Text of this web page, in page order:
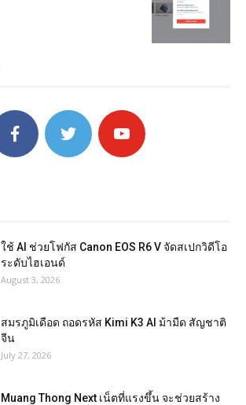
ใช้ AI ช่วยโฟกัส Canon EOS R6 V จัดสเปกวิดีโอ
ระดับไฮเอนด์
August 3, 2026
สมรภูมิเดือด ถอดรหัส Kimi K3 AI ม้ามืด สัญชาติ
จีน
July 27, 2026
Muang Thong Next เน็ตที่แรงขึ้น จะช่วยสร้าง